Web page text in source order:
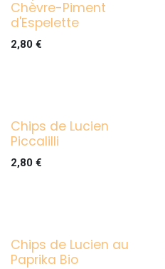
Chèvre-Piment
d'Espelette
2,80 €
Chips de Lucien
Piccalilli
2,80 €
Chips de Lucien au
Paprika Bio